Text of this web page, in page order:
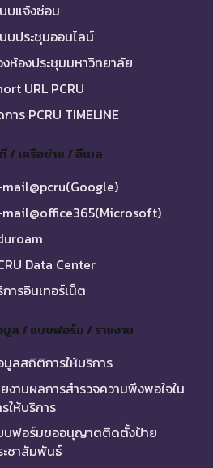
บแจ้งซ่อม
บประชุมออนไลน์
ห้องประชุมมหาวิทยาลัย
URL PCRU
าร PCRU TIMELINE
/ เครือข่าย / อีเมล
Data Center
ารอินเทอร์เน็ต
ล / แบบฟอร์ม / รายงาน
มูลสถิติการให้บริการ
งานผลการสำรวจความพึงพอใจใน
ให้บริการ
บฟอร์มขออนุญาตติดตั้งป้าย
ะชาสัมพันธ์